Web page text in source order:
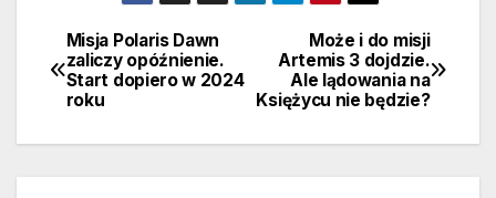
Nawigacja
wpisu
Może i do misji
Artemis 3 dojdzie.
Ale lądowania na
Księżycu nie będzie?
Misja Polaris Dawn
zaliczy opóźnienie.
Start dopiero w 2024
roku